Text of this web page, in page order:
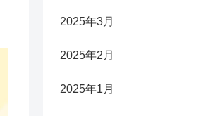
2025年3月
2025年2月
2025年1月